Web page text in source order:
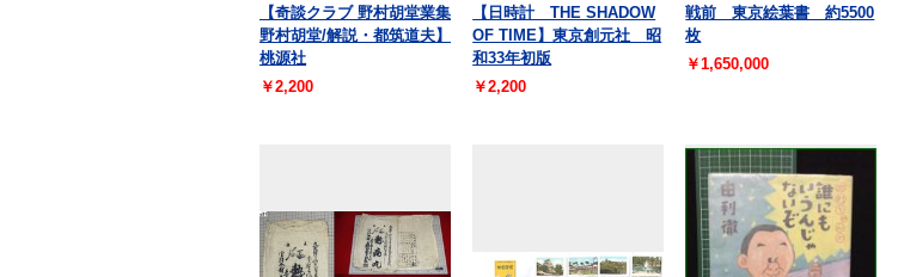
【奇談クラブ 野村胡堂業集
野村胡堂/解説・都筑道夫】
桃源社
￥2,200
【日時計 THE SHADOW
OF TIME】東京創元社 昭
和33年初版
￥2,200
戦前 東京絵葉書 約5500
枚
￥1,650,000